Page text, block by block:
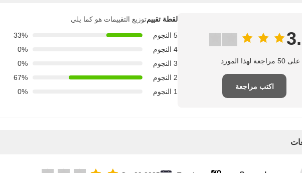
لهذا المورد
اكتب مراجعة
لقطة تقييمتوزيع التقييمات هو كما يلي
5 النجوم
33%
4 النجوم
0%
3 النجوم
0%
2 النجوم
67%
1 النجوم
0%